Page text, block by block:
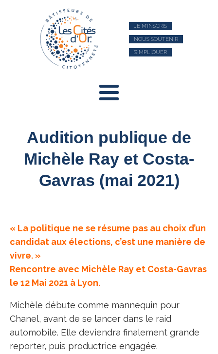
JE M’INSCRIS
NOUS SOUTENIR
S’IMPLIQUER
Audition publique de
Michèle Ray et Costa-
Gavras (mai 2021)
« La politique ne se résume pas au choix d’un
candidat aux élections, c’est une manière de
vivre. »
Rencontre avec Michèle Ray et Costa-Gavras
le 12 Mai 2021 à Lyon.
Michèle débute comme mannequin pour
Chanel, avant de se lancer dans le raid
automobile. Elle deviendra finalement grande
reporter, puis productrice engagée.